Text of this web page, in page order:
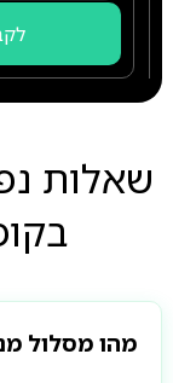
שאלות
מהו מסלול